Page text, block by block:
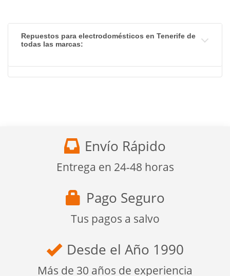
Repuestos para electrodomésticos en Tenerife de
todas las marcas:
Envío Rápido
Entrega en 24-48 horas
Pago Seguro
Tus pagos a salvo
Desde el Año 1990
Más de 30 años de experiencia